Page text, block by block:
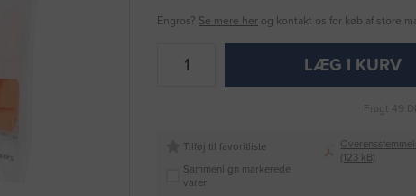
Engros? Se mere her og kontakt os for køb af store
LÆG I KURV
Fragt 49
Tilføj til favoritliste
Sammenlign markerede
varer
(123 kB)